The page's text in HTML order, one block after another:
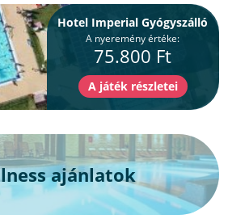
Hotel Imperial Gyógyszálló
A nyeremény értéke:
75.800 Ft
ajánlatok